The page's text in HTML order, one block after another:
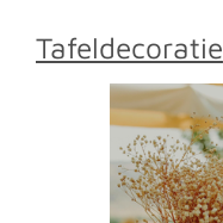
Tafeldecoratie